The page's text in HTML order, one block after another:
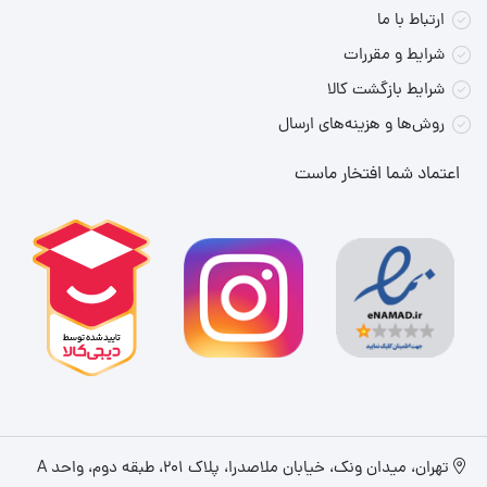
Display
سیستم عامل
watchOS 11 (قابلیت بروزرسانی)
سنسورها و
قابلیت‌های
سلامت /
ضربان قلب، SpO2، شتاب‌سنج، ژیروسکوپ، ارتفاع‌سنج
همیشه فعال، قطب‌نما، دماسنج بدن، VO2max و
مقاومت در
برابر آب / گرد و مقاوم در برابر آب تا 50 متر + استاندارد IP6X
ارتباط با ما
شرایط و مقررات
شرایط بازگشت کالا
روش‌ها و هزینه‌های ارسال
اعتماد شما افتخار ماست
تهران، میدان ونک، خیابان ملاصدرا، پلاک ۲۰۱، طبقه دوم، واحد A